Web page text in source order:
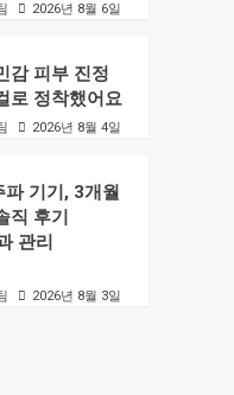
2026년 8월 6일
감 피부 진정
로 정착했어요
2026년 8월 4일
기기, 3개월
직 후기
관리
2026년 8월 3일